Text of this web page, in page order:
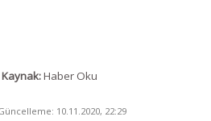
Kaynak:Haber Oku
10.11.2020, 22:29